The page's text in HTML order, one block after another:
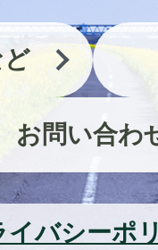
ど
お問い合わ
イバシーポ